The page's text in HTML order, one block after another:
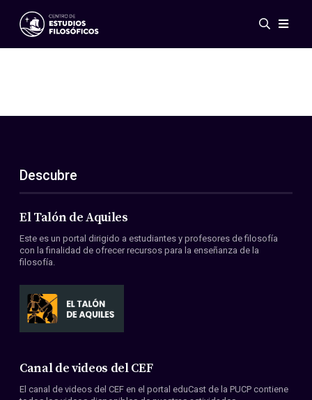
Eventos
ES
EN
Acerca de nosotros
Miembros
Convenios
Descubre
El Talón de Aquiles
Este es un portal dirigido a estudiantes y profesores de filosofía
con la finalidad de ofrecer recursos para la enseñanza de la
filosofía.
Canal de videos del CEF
El canal de videos del CEF en el portal eduCast de la PUCP contiene